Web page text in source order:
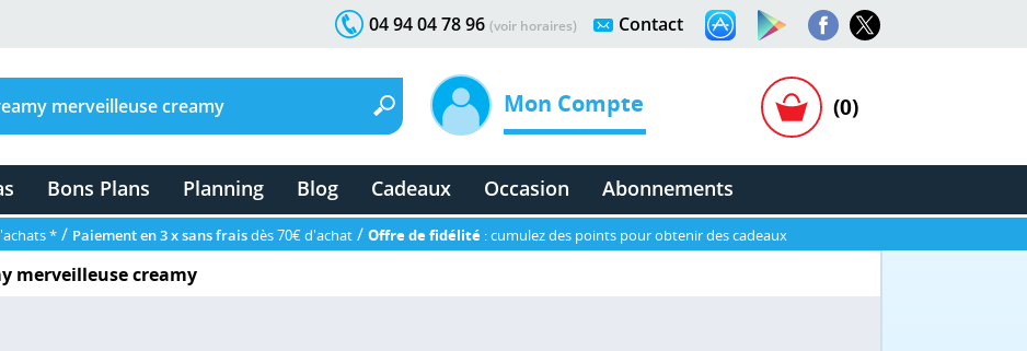
Contact
04 94 04 78 96 (voir horaires)
Mon Compte (0)
Bons Plans Planning Blog Cadeaux Occasion Abonnements
* / Paiement en 3 x sans fraisdès 70€ d'achat / Offre de fidélité : cumulez des points pour obtenir des cadeaux
merveilleuse creamy